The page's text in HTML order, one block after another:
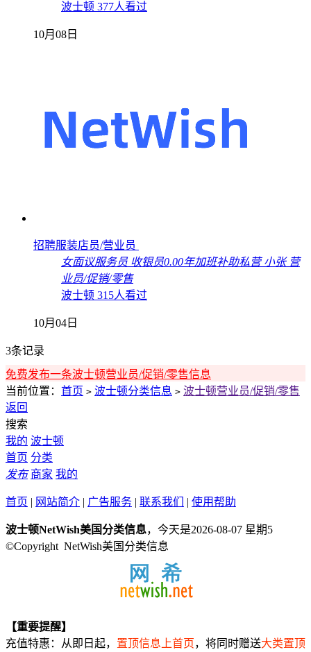
波士顿 377人看过
10月08日
招聘服装店员/营业员
女面议服务员 收银员0.00年加班补助私营 小张 营
业员/促销/零售
波士顿 315人看过
10月04日
3条记录
免费发布一条波士顿营业员/促销/零售信息
当前位置： 首页 > 波士顿分类信息 > 波士顿营业员/促销/零售
返回
搜索
我的 波士顿
首页 分类
发布 商家 我的
首页 | 网站简介 | 广告服务 | 联系我们 | 使用帮助
波士顿NetWish美国分类信息，今天是2026-08-07 星期5
©Copyright NetWish美国分类信息
【重要提醒】
充值特惠：从即日起， 置顶信息上首页，将同时赠送大类置顶